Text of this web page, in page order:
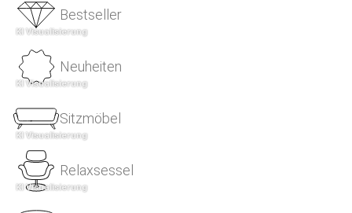
Bestseller
Neuheiten
Sitzmöbel
Relaxsessel